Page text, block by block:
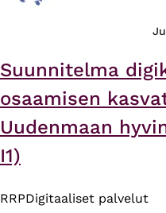
Suunnitelma
osaamisen
Uudenmaan
I1)
RRPDigitaaliset palvelut